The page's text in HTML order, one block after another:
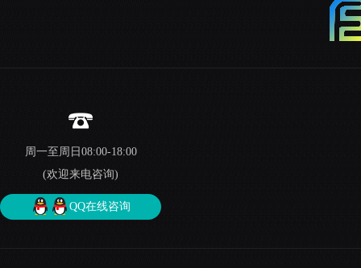
周一至周日08:00-18:00
(欢迎来电咨询)
QQ在线咨询